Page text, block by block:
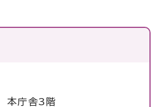
庁舎3階